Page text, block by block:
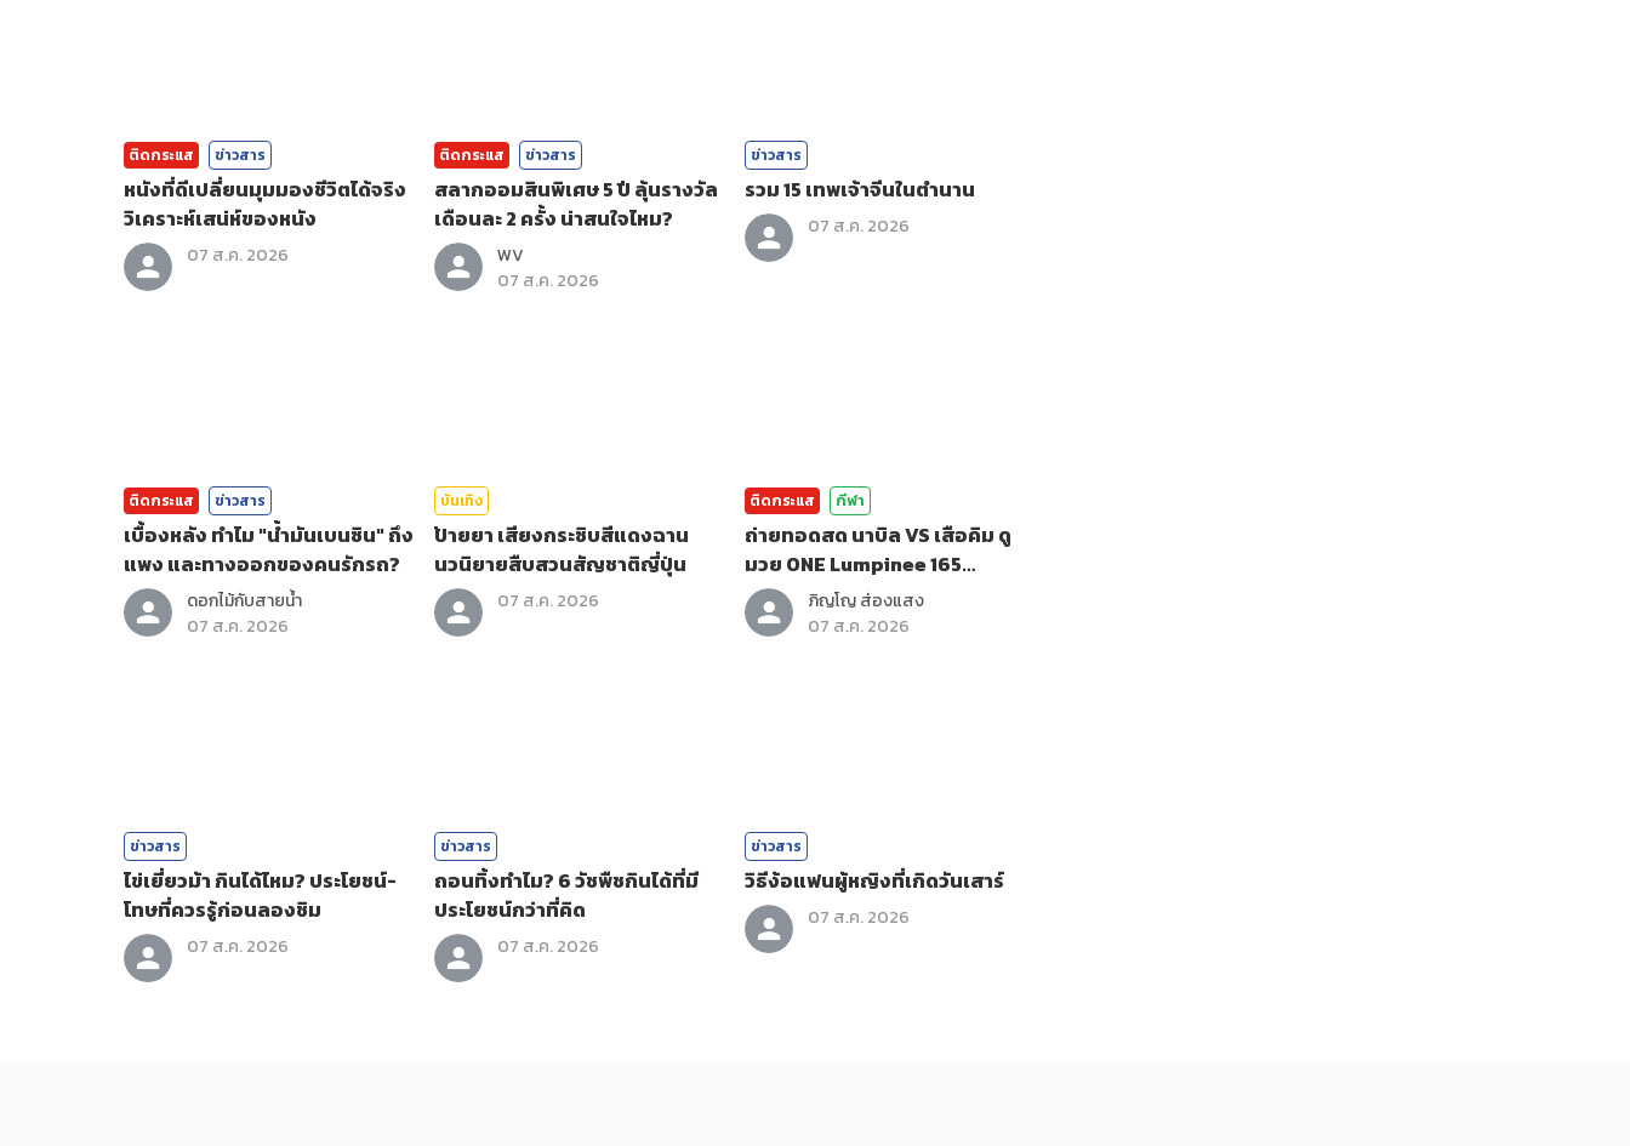
ติดกระแส ข่าวสาร
หนังที่ดีเปลี่ยนมุมมองชีวิตได้จริง
วิเคราะห์เสน่ห์ของหนัง
07 ส.ค. 2026
ติดกระแส ข่าวสาร
สลากออมสินพิเศษ 5 ปี ลุ้นรางวัล
เดือนละ 2 ครั้ง น่าสนใจไหม?
WV
07 ส.ค. 2026
ข่าวสาร
รวม 15 เทพเจ้าจีนในตำนาน
07 ส.ค. 2026
ติดกระแส ข่าวสาร
เบื้องหลัง ทำไม "น้ำมันเบนซิน" ถึง
แพง และทางออกของคนรักรถ?
ดอกไม้กับสายน้ำ
07 ส.ค. 2026
บันเทิง
ป้ายยา เสียงกระซิบสีแดงฉาน
นวนิยายสืบสวนสัญชาติญี่ปุ่น
07 ส.ค. 2026
ติดกระแส กีฬา
ถ่ายทอดสด นาบิล VS เสือคิม ดู
มวย ONE Lumpinee 165
(7ส.ค.69)ภิญโญ ส่องแสง
07 ส.ค. 2026
ข่าวสาร
ไข่เยี่ยวม้า กินได้ไหม? ประโยชน์-
โทษที่ควรรู้ก่อนลองชิม
07 ส.ค. 2026
ข่าวสาร
ถอนทิ้งทำไม? 6 วัชพืชกินได้ที่มี
ประโยชน์กว่าที่คิด
07 ส.ค. 2026
ข่าวสาร
วิธีง้อแฟนผู้หญิงที่เกิดวันเสาร์
07 ส.ค. 2026